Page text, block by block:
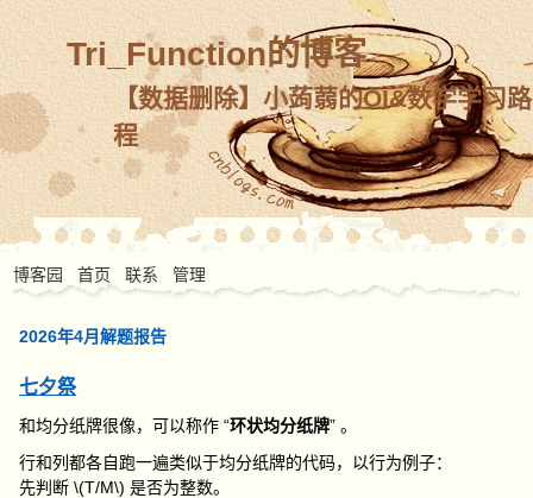
Tri_Function的博客
【数据删除】小蒟蒻的OI&数学学习路
程
博客园 首页 联系 管理
2026年4月解题报告
七夕祭
和均分纸牌很像，可以称作 “环状均分纸牌” 。
行和列都各自跑一遍类似于均分纸牌的代码，以行为例子：
先判断\(T/M\) 是否为整数。